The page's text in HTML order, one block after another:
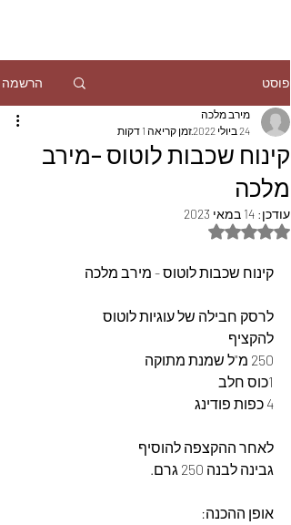
פוסט הרשמה
קינוח שכבות לוטוס –מירב
מלכה
מירב מלכה
24 ביולי 2022
זמן קריאה 1 דקות
עודכן: 14 במאי 2023
דירוג של NaN מתוך 5 כוכבים
קינוח שכבות לוטוס - מירב מלכה
לרסק חבילה של עוגיות לוטוס
להקציף
250 מ"ל שמנת מתוקה
1כוס חלב
4 כפות פודינג
לאחר ההקצפה להוסיף
גבינה לבנה 250 גרם.
אופן ההכנה: